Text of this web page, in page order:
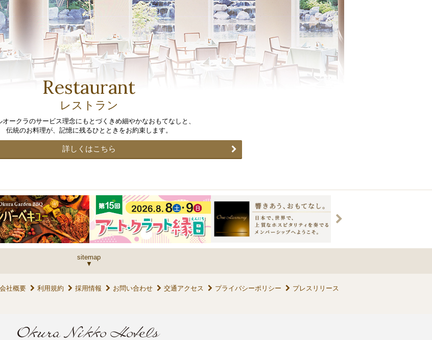
Restaurant
レストラン
オークラのサービス理念にもとづくきめ細やかなおもてなしと、
伝統のお料理が、記憶に残るひとときをお約束します。
詳しくはこちら
sitemap
会社概要 利用規約 採用情報 お問い合わせ 交通アクセス プライバシーポリシー プレスリリース